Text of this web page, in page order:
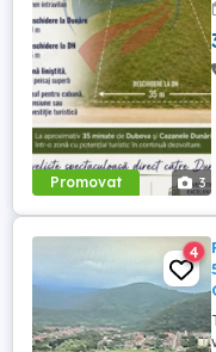
Promovat 3
4